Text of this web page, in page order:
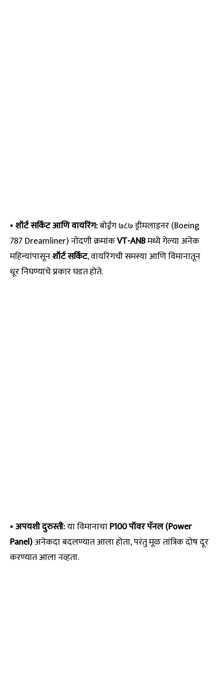
•शॉर्ट सर्किट आणि वायरिंग:बोईंग ७८७ ड्रीमलाइनर (Boeing
787 Dreamliner) नोंदणी क्रमांकVT-ANBमध्ये गेल्या अनेक
महिन्यांपासूनशॉर्ट सर्किट, वायरिंगची समस्या आणि विमानातून
धूर निघण्याचे प्रकार घडत होते.
•अपयशी दुरुस्ती:या विमानाचाP100 पॉवर पॅनल (Power
Panel)अनेकदा बदलण्यात आला होता, परंतु मूळ तांत्रिक दोष दूर
करण्यात आला नव्हता.